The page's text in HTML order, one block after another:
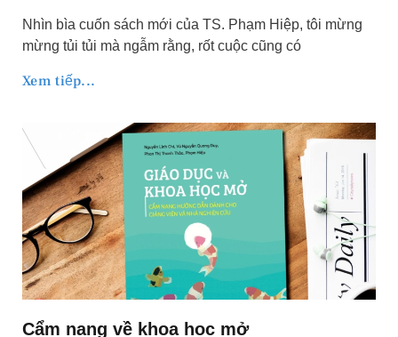
Nhìn bìa cuốn sách mới của TS. Phạm Hiệp, tôi mừng
mừng tủi tủi mà ngẫm rằng, rốt cuộc cũng có
Xem tiếp...
Cẩm nang về khoa học mở